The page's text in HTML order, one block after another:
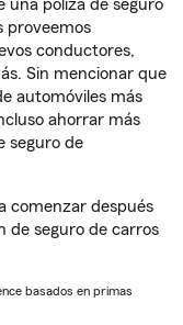
una póliza de seguro
proveemos
conductores,
Sin mencionar que
automóviles más
ahorrar más
seguro de
comenzar después
de seguro de carros
basados en primas